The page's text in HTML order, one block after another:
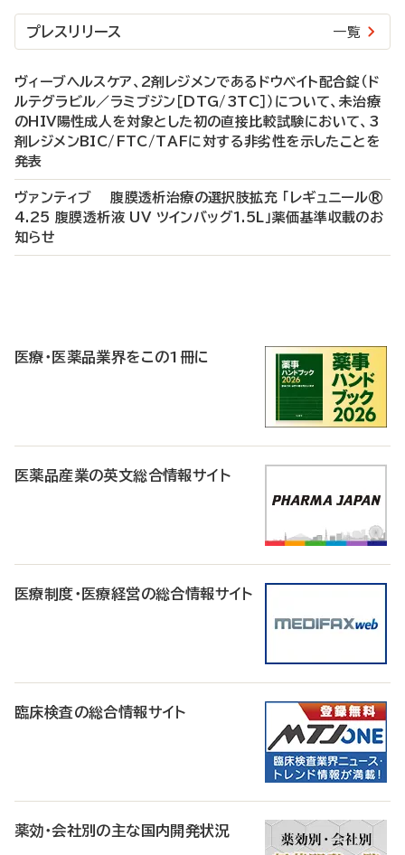
プレスリリース 一覧
ヴィーブヘルスケア、2剤レジメンであるドウベイト配合錠（ド
ルテグラビル／ラミブジン［DTG/3TC］）について、未治療
のHIV陽性成人を対象とした初の直接比較試験において、3
剤レジメンBIC/FTC/TAFに対する非劣性を示したことを
発表
ヴァンティブ 腹膜透析治療の選択肢拡充 「レギュニール®
4.25 腹膜透析液 UV ツインバッグ1.5L」薬価基準収載のお
知らせ
医療・医薬品業界をこの1冊に
医薬品産業の英文総合情報サイト
医療制度・医療経営の総合情報サイト
臨床検査の総合情報サイト
薬効・会社別の主な国内開発状況